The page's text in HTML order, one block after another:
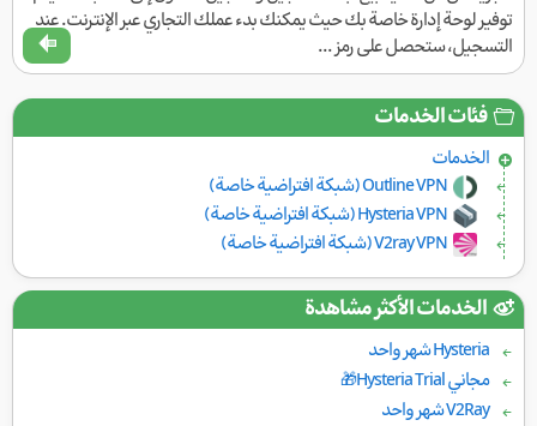
توفير لوحة إدارة خاصة بك حيث يمكنك بدء عملك التجاري عبر الإنترنت. عند
التسجيل، ستحصل على رمز ...
فئات الخدمات
الخدمات
Outline VPN (شبكة افتراضية خاصة)
Hysteria VPN (شبكة افتراضية خاصة)
V2ray VPN (شبكة افتراضية خاصة)
الخدمات الأكثر مشاهدة
Hysteria شهر واحد
مجاني Hysteria Trial🎁
V2Ray شهر واحد